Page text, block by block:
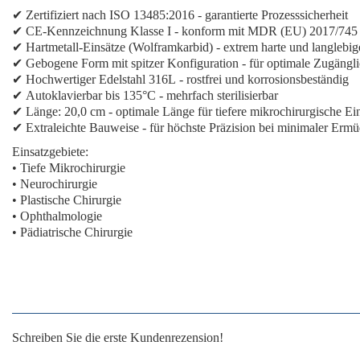
✔ Zertifiziert nach ISO 13485:2016 - garantierte Prozesssicherheit
✔ CE-Kennzeichnung Klasse I - konform mit MDR (EU) 2017/745
✔ Hartmetall-Einsätze (Wolframkarbid) - extrem harte und
✔ Gebogene Form mit spitzer Konfiguration - für optimale
✔ Hochwertiger Edelstahl 316L - rostfrei und korrosionsbeständig
✔ Autoklavierbar bis 135°C - mehrfach sterilisierbar
✔ Länge: 20,0 cm - optimale Länge für tiefere mikrochirurgische
✔ Extraleichte Bauweise - für höchste Präzision bei minimaler
Einsatzgebiete:
• Tiefe Mikrochirurgie
• Neurochirurgie
• Plastische Chirurgie
• Ophthalmologie
• Pädiatrische Chirurgie
Schreiben Sie die erste Kundenrezension!